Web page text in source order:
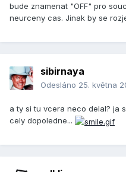
bude znamenat "OFF" pro
neurceny cas. Jinak by se
sibirnaya
Odesláno 25. května
a ty si tu vcera neco delal? ja
cely dopoledne...